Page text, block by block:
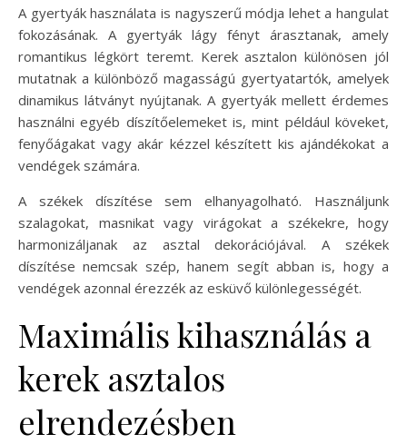
A gyertyák használata is nagyszerű módja lehet a hangulat
fokozásának. A gyertyák lágy fényt árasztanak, amely
romantikus légkört teremt. Kerek asztalon különösen jól
mutatnak a különböző magasságú gyertyatartók, amelyek
dinamikus látványt nyújtanak. A gyertyák mellett érdemes
használni egyéb díszítőelemeket is, mint például köveket,
fenyőágakat vagy akár kézzel készített kis ajándékokat a
vendégek számára.
A székek díszítése sem elhanyagolható. Használjunk
szalagokat, masnikat vagy virágokat a székekre, hogy
harmonizáljanak az asztal dekorációjával. A székek
díszítése nemcsak szép, hanem segít abban is, hogy a
vendégek azonnal érezzék az esküvő különlegességét.
Maximális kihasználás a
kerek asztalos
elrendezésben